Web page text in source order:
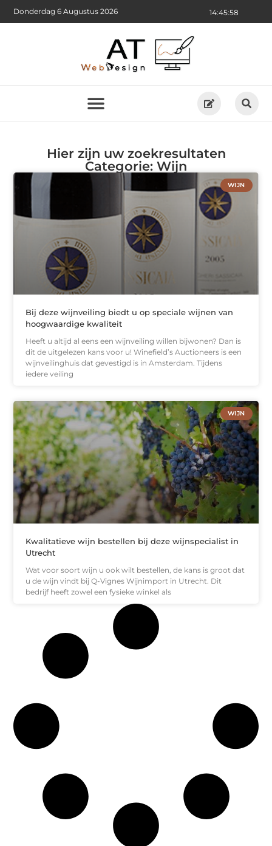
14:45:58
Donderdag 6 Augustus 2026
Hier zijn uw zoekresultaten
Categorie: Wijn
WIJN
Bij deze wijnveiling biedt u op speciale wijnen van
hoogwaardige kwaliteit
Heeft u altijd al eens een wijnveiling willen bijwonen? Dan is
dit de uitgelezen kans voor u! Winefield’s Auctioneers is een
wijnveilinghuis dat gevestigd is in Amsterdam. Tijdens
iedere veiling
WIJN
Kwalitatieve wijn bestellen bij deze wijnspecialist in
Utrecht
Wat voor soort wijn u ook wilt bestellen, de kans is groot dat
u de wijn vindt bij Q-Vignes Wijnimport in Utrecht. Dit
bedrijf heeft zowel een fysieke winkel als